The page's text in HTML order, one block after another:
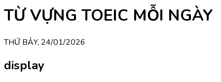
TỪ VỰNG TOEIC MỖI NGÀY
THỨ BẢY, 24/01/2026
display